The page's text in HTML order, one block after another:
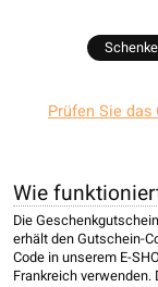
Prüfen Sie das
Wie
Die
erhält den Gutschein-
Code in unserem E-
Frankreich